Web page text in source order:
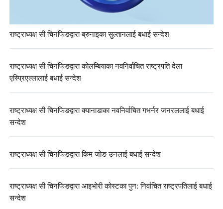
राष्ट्राध्यक्ष सी चिनफिङद्वारा ब्रुनाइका सुल्तानलाई बधाई सन्देश
राष्ट्राध्यक्ष सी चिनफिङद्वारा कोलम्बियाका नवनिर्वाचित राष्ट्रपति देला
एस्प्रिएल्लालाई बधाई सन्देश
राष्ट्राध्यक्ष सी चिनफिङद्वारा क्यानाडाका नवनिर्वाचित गभर्नर जनरललाई बधाई
सन्देश
राष्ट्राध्यक्ष सी चिनफिङद्वारा किम जोङ उनलाई बधाई सन्देश
राष्ट्राध्यक्ष सी चिनफिङद्वारा आइभोरी कोस्टका पुन: निर्वाचित राष्ट्रपतिलाई बधाई
सन्देश